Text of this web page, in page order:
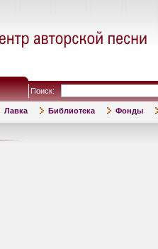
Поиск:
Лавка Библиотека Фонды